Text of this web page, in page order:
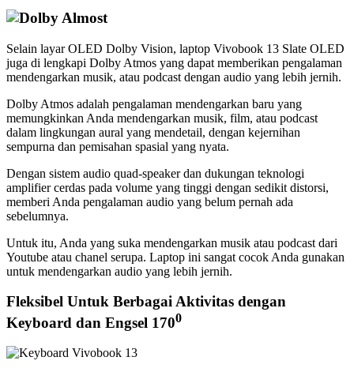
Selain layar OLED Dolby Vision, laptop Vivobook 13 Slate OLED
juga di lengkapi Dolby Atmos yang dapat memberikan pengalaman
mendengarkan musik, atau podcast dengan audio yang lebih jernih.
Dolby Atmos adalah pengalaman mendengarkan baru yang
memungkinkan Anda mendengarkan musik, film, atau podcast
dalam lingkungan aural yang mendetail, dengan kejernihan
sempurna dan pemisahan spasial yang nyata.
Dengan sistem audio quad-speaker dan dukungan teknologi
amplifier cerdas pada volume yang tinggi dengan sedikit distorsi,
memberi Anda pengalaman audio yang belum pernah ada
sebelumnya.
Untuk itu, Anda yang suka mendengarkan musik atau podcast dari
Youtube atau chanel serupa. Laptop ini sangat cocok Anda gunakan
untuk mendengarkan audio yang lebih jernih.
Fleksibel Untuk Berbagai Aktivitas dengan
Keyboard dan Engsel 1700